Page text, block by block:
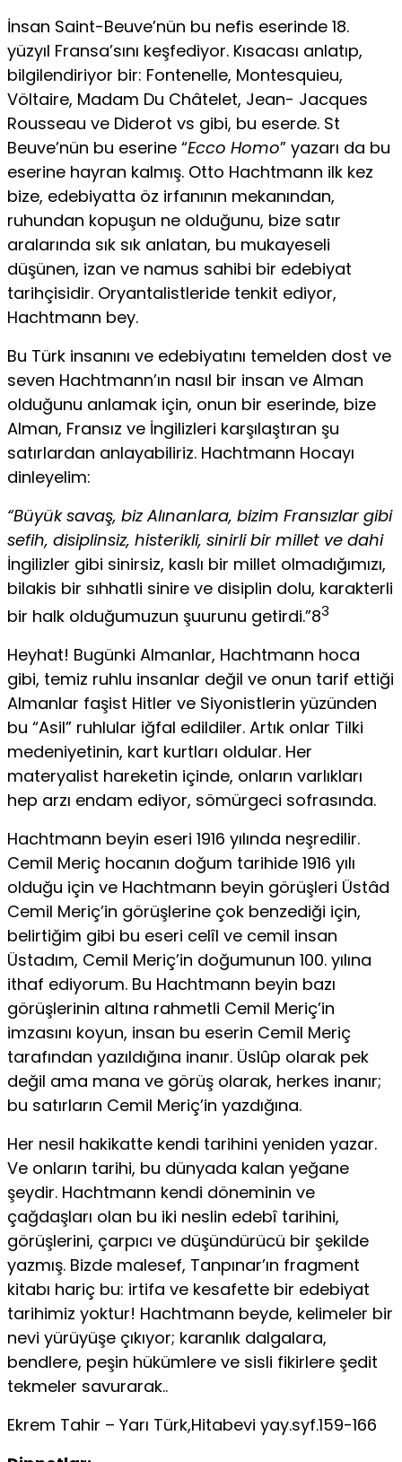
İnsan Saint-Beuve’nün bu nefis eserinde 18.
yüzyıl Fransa’sını keşfediyor. Kısacası anlatıp,
bilgilendiriyor bir: Fontenelle, Montesquieu,
Völtaire, Madam Du Châtelet, Jean- Jacques
Rousseau ve Diderot vs gibi, bu eserde. St
Beuve’nün bu eserine “Ecco Homo” yazarı da bu
eserine hayran kalmış. Otto Hachtmann ilk kez
bize, edebiyatta öz irfanının meka­nından,
ruhundan kopuşun ne olduğunu, bize satır
aralarında sık sık anlatan, bu mukayeseli
düşünen, izan ve namus sahibi bir edebiyat
tarihçisidir. Oryantalistleride tenkit ediyor,
Hachtmann bey.
Bu Türk insanını ve edebiyatını temelden dost ve
seven Hachtmann’ın nasıl bir insan ve Alman
olduğunu anlamak için, onun bir eserinde, bize
Alman, Fransız ve İngilizleri karşılaştı­ran şu
satırlardan anlayabiliriz. Hachtmann Hocayı
dinleyelim:
“Büyük savaş, biz Alınanlara, bizim Fransızlar gibi
sefih, disip­linsiz, histerikli, sinirli bir millet ve dahi
İngilizler gibi sinirsiz, kaslı bir millet olmadığımızı,
bilakis bir sıhhatli sinire ve disiplin dolu, karakterli
bir halk olduğumuzun şuurunu getirdi.”83
Heyhat! Bugünki Almanlar, Hachtmann hoca
gibi, temiz ruh­lu insanlar değil ve onun tarif ettiği
Almanlar faşist Hitler ve Siyonistlerin yüzünden
bu “Asil” ruhlular iğfal edildiler. Artık onlar Tilki
medeniyetinin, kart kurtları oldular. Her
materyalist hareketin içinde, onların varlıkları
hep arzı endam ediyor, sömür­geci sofrasında.
Hachtmann beyin eseri 1916 yılında neşredilir.
Cemil Meriç hocanın doğum tarihide 1916 yılı
olduğu için ve Hachtmann be­yin görüşleri Üstâd
Cemil Meriç’in görüşlerine çok benzediği için,
belirtiğim gibi bu eseri celîl ve cemil insan
Üstadım, Cemil Meriç’in doğumunun 100. yılına
ithaf ediyorum. Bu Hachtmann beyin bazı
görüşlerinin altına rahmetli Cemil Meriç’in
imzasını koyun, insan bu eserin Cemil Meriç
tarafından yazıldığına inanır. Üslûp olarak pek
değil ama mana ve görüş olarak, herkes inanır;
bu satırların Cemil Meriç’in yazdığına.
Her nesil hakikatte kendi tarihini yeniden yazar.
Ve onların tari­hi, bu dünyada kalan yeğane
şeydir. Hachtmann kendi döneminin ve
çağdaşları olan bu iki neslin edebî tarihini,
görüşlerini, çarpıcı ve düşündürücü bir şekilde
yazmış. Bizde malesef, Tanpınar’ın fragment
kitabı hariç bu: irtifa ve kesafette bir edebiyat
tarihimiz yoktur! Hachtmann beyde, kelimeler bir
nevi yürüyüşe çıkıyor; karanlık dalgalara,
bendlere, peşin hükümlere ve sisli fikirlere şe­dit
tekmeler savurarak..
Ekrem Tahir – Yarı Türk,Hitabevi yay.syf.159-166